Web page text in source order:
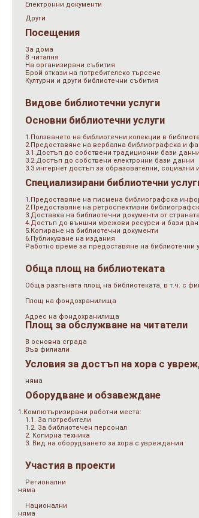
Електронни документи
Други
Посещения
За дома
В читалня
На организирани събития
Брой откази на потребителско търсене
Културни и други библиотечни събития
Видове библиотечни услуги
Основни библиотечни услуги
1.Ползването на библиотечни колекции в
2.Предоставяне на вербална библиографска и
3.1.Достъп до собствени традиционни бази данни
3.2.Достъп до собствени електронни бази данни
3.3.интернет достъп за образователни, социални
Специализирани библиотечни
1.Предоставяне на писмена библиографска
2.Предоставяне на ретроспективни
3.Доставка на библиотечни документи от
4.Достъп до външни мрежови ресурси и бази
5.Копиране на библиотечни документи
6.Публикуване на издания
Работно време за предоставяне на библиотечни
Обща площ на библиотеката
Обща разгъната площ на библиотеката, в т.ч. с
Площ на фондохранилища
Адрес на фондохранилища
Площ за обслужване на читатели
В основна сграда
Във филиали
Условия за достъп на хора с
няма
Оборудване и обзавеждане
1.Компютъризирани работни места:
1.1. За потребители
1.2. За библиотечен персонал
2. Копирна техника
3. Вид на оборудването за хора с увреждания
Участия в проекти
Регионални
няма
Национални
няма